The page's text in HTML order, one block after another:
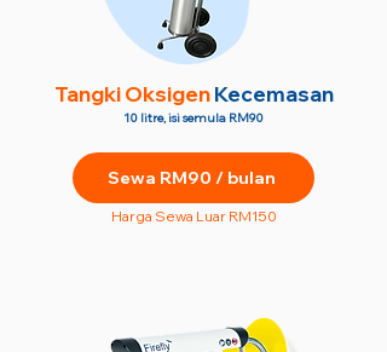
Tangki OksigenKecemasan
10 litre, isi semula RM90
Sewa RM90 / bulan
Harga Sewa Luar RM150